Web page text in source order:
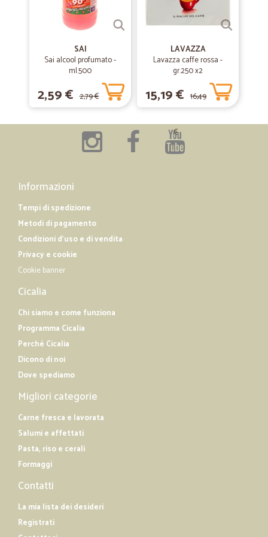
—Patrizia F.
Consegna rapida
Consegna rapida, materiale (non deperibile) in ottimo stato.
28/10/2019
Flora D.
Ottimo!
Tutto ottimo. Eccellente.
SAI
Sai alcool profumato -
ml.500
2,59 € 2,79 €
LAVAZZA
Lavazza caffe rossa -
gr.250 x2
15,19 € 16,49
€
Informazioni
Tempi di spedizione
Metodi di pagamento
Condizioni d'uso e di vendita
Privacy e cookie
Cookie banner
Cicalia
Chi siamo e come funziona
Programma Cicalia
Perché Cicalia
Dicono di noi
Dove spediamo
Migliori categorie
Carne fresca e lavorata
Salumi e affettati
Pasta, riso e cerali
Formaggi
Contatti
La mia lista dei desideri
Registrati